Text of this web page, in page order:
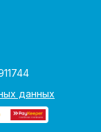
данных